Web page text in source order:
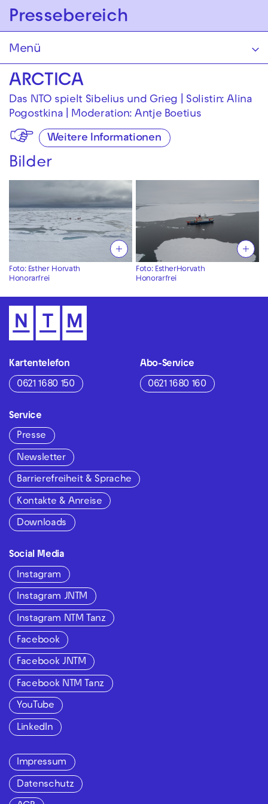
Zur Hauptnavigation springen
Pressebereich
Menü
ARCTICA
Das NTO spielt Sibelius und Grieg | Solistin: Alina
Pogostkina | Moderation: Antje Boetius
Weitere Informationen
Bilder
Foto: Esther Horvath
Honorarfrei
Foto: EstherHorvath
Honorarfrei
Kartentelefon
0621 1680 150
Abo-Service
0621 1680 160
Service
Presse
Newsletter
Barrierefreiheit & Sprache
Kontakte & Anreise
Downloads
Social Media
Instagram
Instagram JNTM
Instagram NTM Tanz
Facebook
Facebook JNTM
Facebook NTM Tanz
YouTube
LinkedIn
Impressum
Datenschutz